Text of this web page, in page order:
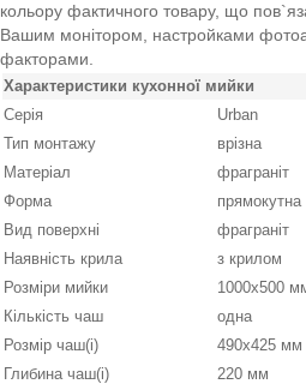
кольору фактичного товару, що
Вашим монітором, настройками
факторами.
Характеристики кухонної мийки
Серія
Urban
Тип монтажу
врізна
Матеріал
фраграніт
Форма
прямокутна
Вид поверхні
фраграніт
Наявність крила
з крилом
Розміри мийки
1000х500
Кількість чаш
одна
Розмір чаш(і)
490х425 мм
Глибина чаш(і)
220 мм